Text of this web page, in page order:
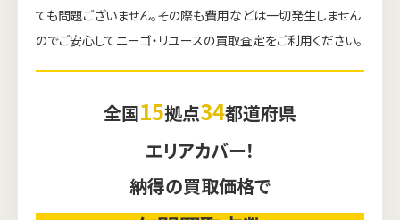
ても問題ございません。その際も費用などは一切発生しません
のでご安心してニーゴ・リユースの買取査定をご利用ください。
全国15拠点34都道府県
エリアカバー！
納得の買取価格で